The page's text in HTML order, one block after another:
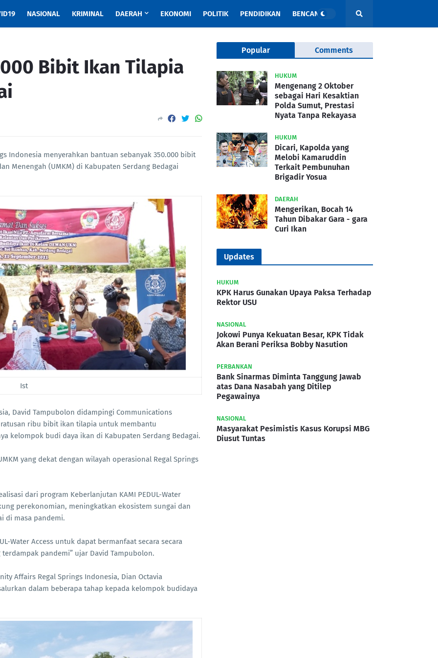
NASIONAL KRIMINAL DAERAH EKONOMI POLITIK PENDIDIKAN BENCANA
Bibit Ikan Tilapia
Indonesia menyerahkan bantuan sebanyak 350.000 bibit
Menengah (UMKM) di Kabupaten Serdang Bedagai
Ist
David Tampubolon didampingi Communications
ribu bibit ikan tilapia untuk membantu
kelompok budi daya ikan di Kabupaten Serdang Bedagai.
yang dekat dengan wilayah operasional Regal Springs
dari program Keberlanjutan KAMI PEDUL-Water
perekonomian, meningkatkan ekosistem sungai dan
di masa pandemi.
Water Access untuk dapat bermanfaat secara secara
pandemi” ujar David Tampubolon.
Affairs Regal Springs Indonesia, Dian Octavia
dalam beberapa tahap kepada kelompok budidaya
Popular Comments
HUKUM
Mengenang 2 Oktober
sebagai Hari Kesaktian
Polda Sumut, Prestasi
Nyata Tanpa Rekayasa
HUKUM
Dicari, Kapolda yang
Melobi Kamaruddin
Terkait Pembunuhan
Brigadir Yosua
DAERAH
Mengerikan, Bocah 14
Tahun Dibakar Gara - gara
Curi Ikan
Updates
HUKUM
KPK Harus Gunakan Upaya Paksa Terhadap
Rektor USU
NASIONAL
Jokowi Punya Kekuatan Besar, KPK Tidak
Akan Berani Periksa Bobby Nasution
PERBANKAN
Bank Sinarmas Diminta Tanggung Jawab
atas Dana Nasabah yang Ditilep
Pegawainya
NASIONAL
Masyarakat Pesimistis Kasus Korupsi MBG
Diusut Tuntas